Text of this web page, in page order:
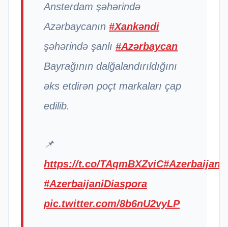
Ansterdam şəhərində
Azərbaycanın #Xankəndi
şəhərində şanlı #Azərbaycan
Bayrağının dalğalandırıldığını
əks etdirən poçt markaları çap
edilib.
📌
https://t.co/TAqmBXZviC#Azerbaijan
#AzerbaijaniDiaspora
pic.twitter.com/8b6nU2vyLP